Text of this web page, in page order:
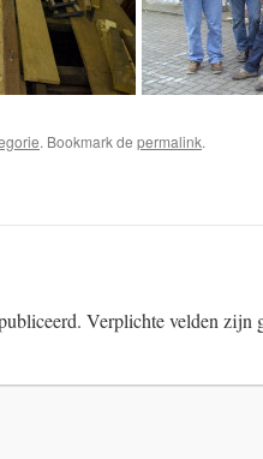
. Bookmark de permalink.
Verplichte velden zijn